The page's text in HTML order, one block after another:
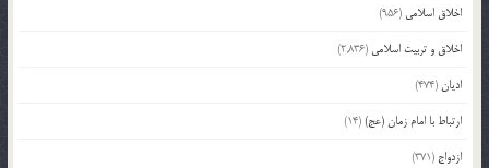
اخلاق اسلامی (956)
اخلاق و تربیت اسلامی (2,836)
ادیان(474)
ارتباط با امام زمان (عج)(14)
ازدواج (371)